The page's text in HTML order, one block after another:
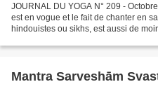
JOURNAL DU YOGA N° 209 -
est en vogue et le fait de chanter en
hindouistes ou sikhs, est aussi de
Mantra Sarveshām